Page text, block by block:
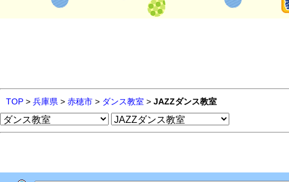
TOP > 兵庫県 > 赤穂市 > ダンス教室 > JAZZダンス教室